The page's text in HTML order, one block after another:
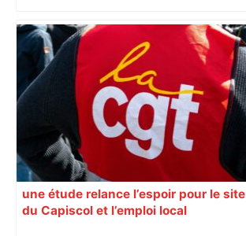
une étude relance l’espoir pour le site
du Capiscol et l’emploi local